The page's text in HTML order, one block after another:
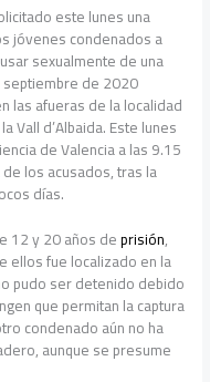
este lunes una
jóvenes condenados a
sexualmente de una
de 2020
las afueras de la localidad
Vall d’Albaida. Este lunes
de Valencia a las 9.15
los acusados, tras la
días.
12 y 20 años deprisión,
ellos fue localizado en la
pudo ser detenido debido
que permitan la captura
condenado aún no ha
aunque se presume